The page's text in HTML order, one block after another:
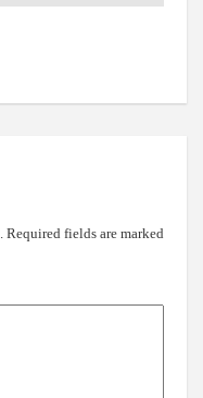
Required fields are marked